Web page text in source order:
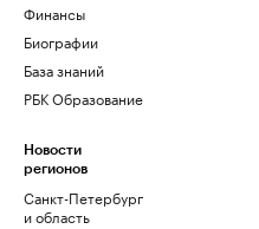
Финансы
Биографии
База знаний
РБК Образование
Новости
регионов
Санкт-Петербург
и область